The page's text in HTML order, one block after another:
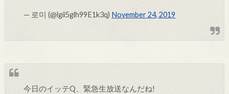
— 로미 (@lgii5glh99E1k3q) November 24, 2019
今日のイッテQ、緊急生放送なんだね!